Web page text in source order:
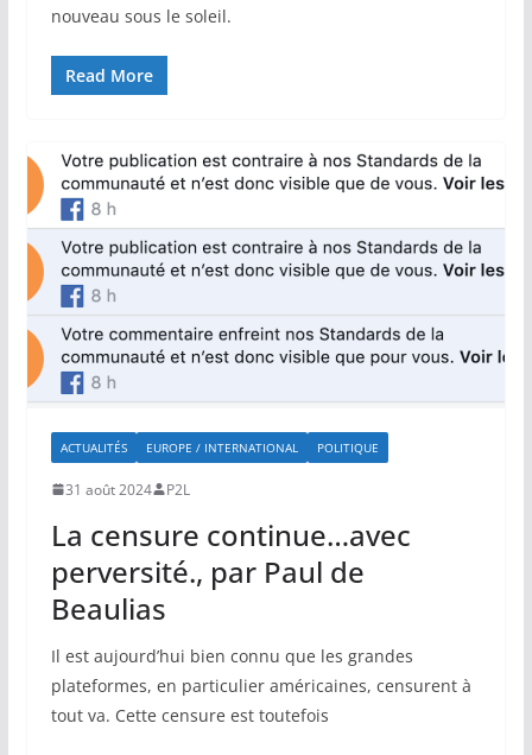
nouveau sous le soleil.
Read More
ACTUALITÉS EUROPE / INTERNATIONAL POLITIQUE
31 août 2024 P2L
La censure continue…avec
perversité., par Paul de
Beaulias
Il est aujourd’hui bien connu que les grandes
plateformes, en particulier américaines, censurent à
tout va. Cette censure est toutefois